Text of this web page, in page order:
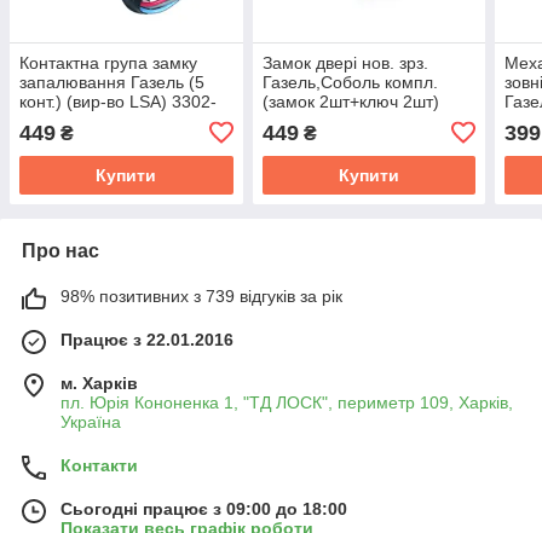
Контактна група замку
запалювання Газель (5
конт.) (вир-во LSA) 3302-
449 ₴
Купити
Замок дверi нов. зрз.
Газель,Соболь компл.
(замок 2шт+ключ 2шт)
449₴
Купити
399
Про нас
98% позитивних з 739 відгуків за рік
Працює з 22.01.2016
м. Харків
пл. Юрія Кононенка 1, "ТД ЛОСК", периметр 109, Харків,
Україна
Контакти
Сьогодні працює з 09:00 до 18:00
Показати весь графік роботи